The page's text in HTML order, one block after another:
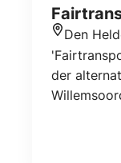
Den
der